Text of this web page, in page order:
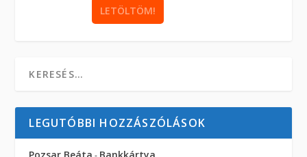
LEGUTÓBBI HOZZÁSZÓLÁSOK